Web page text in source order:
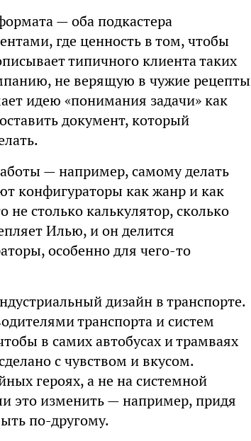
— оба подкастера
где ценность в том, чтобы
типичного клиента таких
не верящую в чужие рецепты
идею «понимания задачи» как
документ, который
— например, самому делать
конфигураторы как жанр и как
столько калькулятор, сколько
Илью, и он делится
особенно для чего-то
дизайн в транспорте.
транспорта и систем
в самих автобусах и трамваях
с чувством и вкусом.
героях, а не на системной
это изменить — например, придя
по-другому.